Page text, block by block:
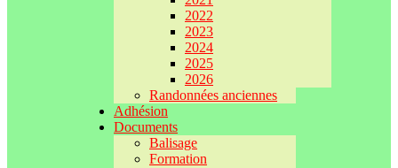
2022
2023
2024
2025
2026
Randonnées anciennes
Adhésion
Documents
Balisage
Formation